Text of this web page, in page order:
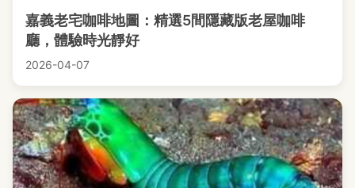
嘉義老宅咖啡地圖：精選5間隱藏版老屋咖啡
廳，體驗時光靜好
2026-04-07